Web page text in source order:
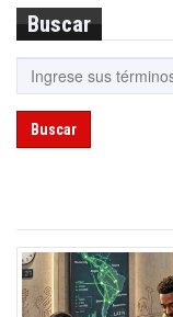
Buscar
Buscar